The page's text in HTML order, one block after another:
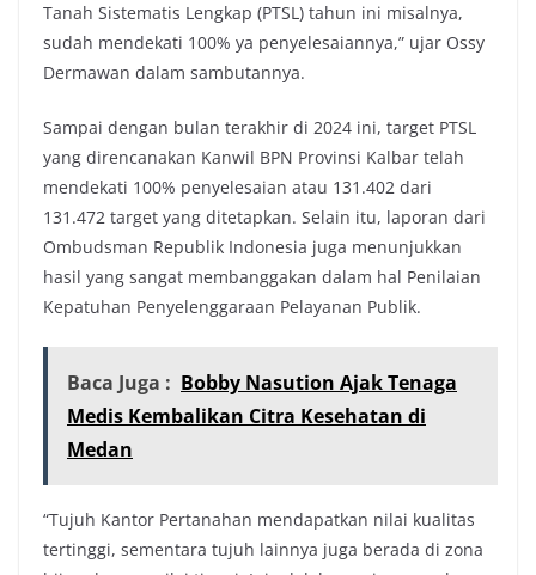
Tanah Sistematis Lengkap (PTSL) tahun ini misalnya,
sudah mendekati 100% ya penyelesaiannya,” ujar Ossy
Dermawan dalam sambutannya.
Sampai dengan bulan terakhir di 2024 ini, target PTSL
yang direncanakan Kanwil BPN Provinsi Kalbar telah
mendekati 100% penyelesaian atau 131.402 dari
131.472 target yang ditetapkan. Selain itu, laporan dari
Ombudsman Republik Indonesia juga menunjukkan
hasil yang sangat membanggakan dalam hal Penilaian
Kepatuhan Penyelenggaraan Pelayanan Publik.
Baca Juga : Bobby Nasution Ajak Tenaga
Medis Kembalikan Citra Kesehatan di
Medan
“Tujuh Kantor Pertanahan mendapatkan nilai kualitas
tertinggi, sementara tujuh lainnya juga berada di zona